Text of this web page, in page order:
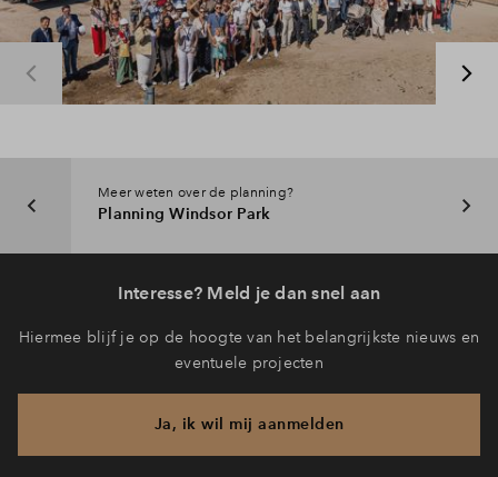
Meer weten over de planning?
Planning Windsor Park
Interesse? Meld je dan snel aan
Hiermee blijf je op de hoogte van het belangrijkste nieuws en
eventuele projecten
Ja, ik wil mij aanmelden